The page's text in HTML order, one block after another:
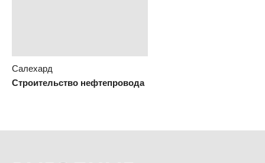
Салехард
Строительство нефтепровода